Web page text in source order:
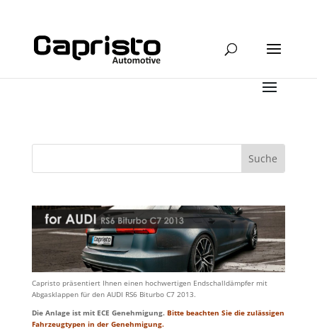
Capristo präsentiert Ihnen einen hochwertigen Endschalldämpfer mit
Abgasklappen für den AUDI RS6 Biturbo C7 2013.
Die Anlage ist mit ECE Genehmigung. Bitte beachten Sie die zulässigen
Fahrzeugtypen in der Genehmigung.